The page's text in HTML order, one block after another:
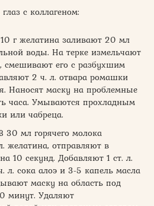
с коллагеном:
г желатина заливают 20 мл
воды. На терке измельчают
смешивают его с разбухшим
2 ч. л. отвара ромашки
Наносят маску на проблемные
часа. Умываются прохладным
или чабреца.
мл горячего молока
желатина, отправляют в
10 секунд. Добавляют 1 ст. л.
л. сока алоэ и 3-5 капель масла
маску на область под
минут. Удаляют